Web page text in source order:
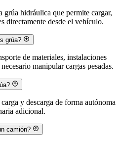
grúa hidráulica que permite cargar,
directamente desde el vehículo.
grúa?
de materiales, instalaciones
manipular cargas pesadas.
y descarga de forma autónoma
adicional.
camión?